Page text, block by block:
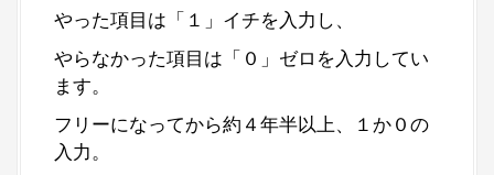
やった項目は「１」イチを入力し、
やらなかった項目は「０」ゼロを入力してい
ます。
フリーになってから約４年半以上、１か０の
入力。